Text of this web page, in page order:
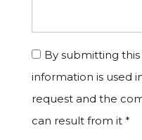
By submitting
information is used
request and the
can result from it *